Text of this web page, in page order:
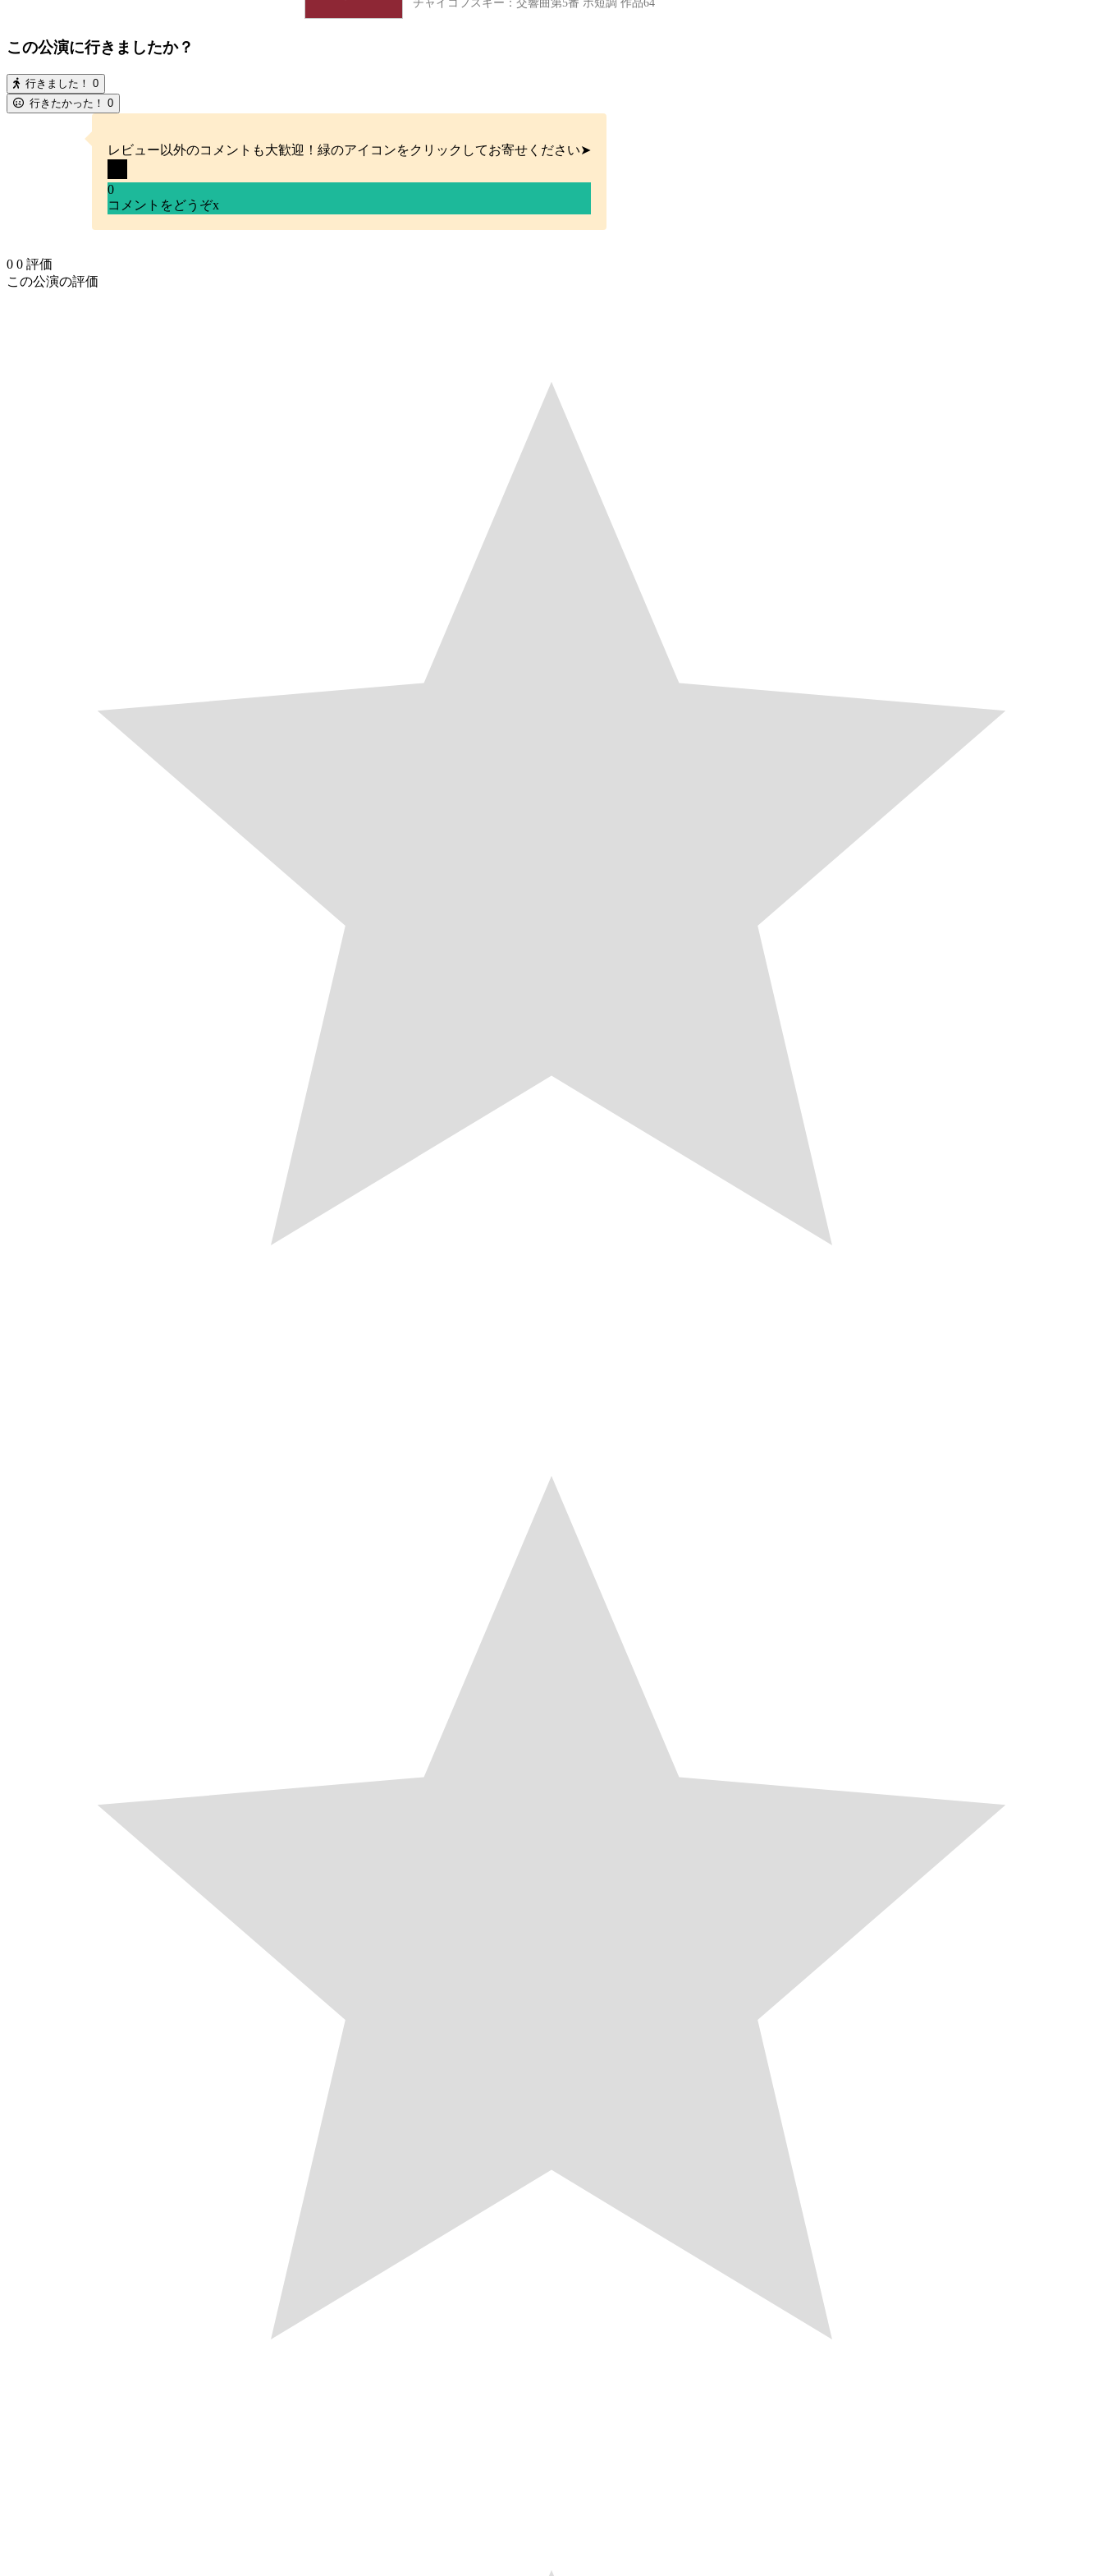
チャイコフスキー：交響曲第5番 ホ短調 作品64
この公演に行きましたか？
行きました！ 0
行きたかった！ 0
レビュー以外のコメントも大歓迎！緑のアイコンをクリックしてお寄せください➤
0
コメントをどうぞx
0 0 評価
この公演の評価